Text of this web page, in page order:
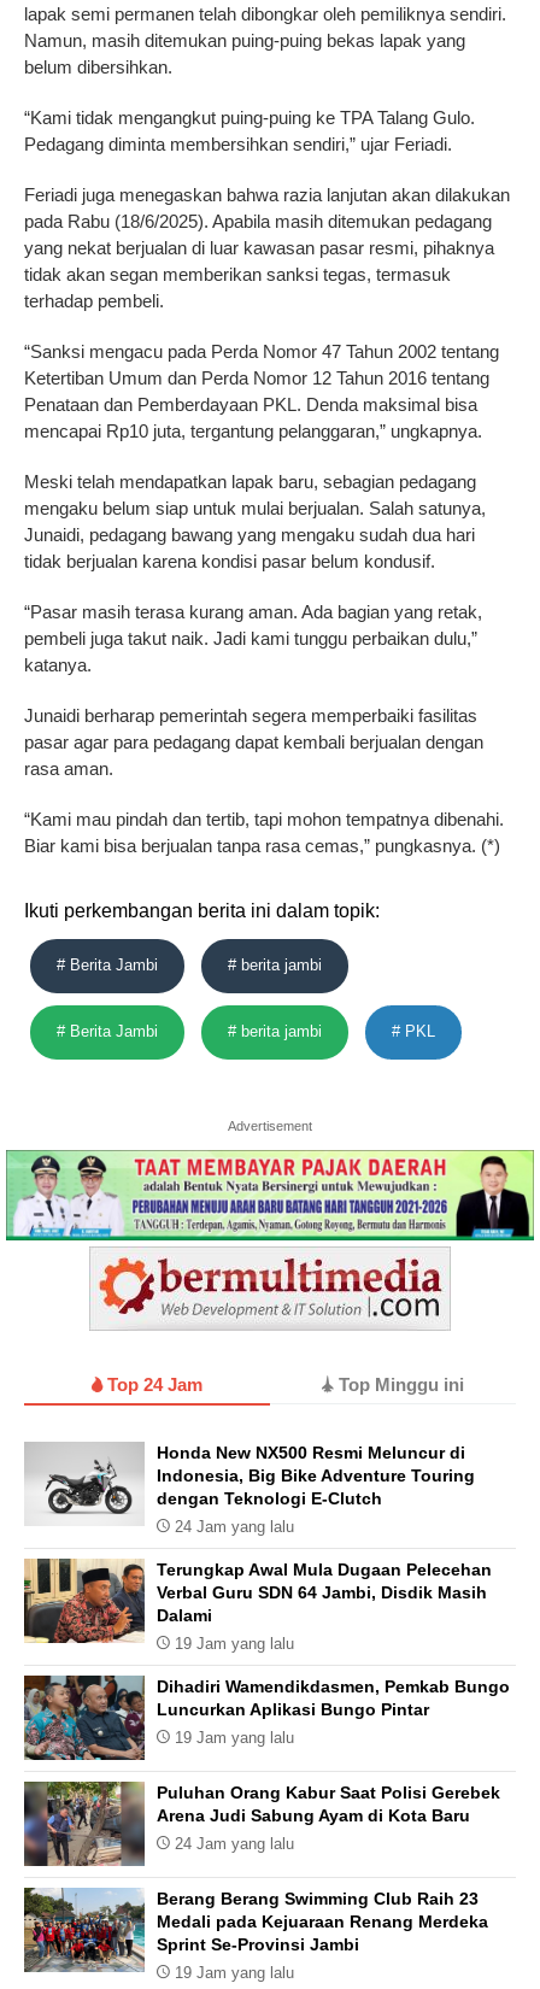
lapak semi permanen telah dibongkar oleh pemiliknya sendiri.
Namun, masih ditemukan puing-puing bekas lapak yang
belum dibersihkan.
“Kami tidak mengangkut puing-puing ke TPA Talang Gulo.
Pedagang diminta membersihkan sendiri,” ujar Feriadi.
Feriadi juga menegaskan bahwa razia lanjutan akan dilakukan
pada Rabu (18/6/2025). Apabila masih ditemukan pedagang
yang nekat berjualan di luar kawasan pasar resmi, pihaknya
tidak akan segan memberikan sanksi tegas, termasuk
terhadap pembeli.
“Sanksi mengacu pada Perda Nomor 47 Tahun 2002 tentang
Ketertiban Umum dan Perda Nomor 12 Tahun 2016 tentang
Penataan dan Pemberdayaan PKL. Denda maksimal bisa
mencapai Rp10 juta, tergantung pelanggaran,” ungkapnya.
Meski telah mendapatkan lapak baru, sebagian pedagang
mengaku belum siap untuk mulai berjualan. Salah satunya,
Junaidi, pedagang bawang yang mengaku sudah dua hari
tidak berjualan karena kondisi pasar belum kondusif.
“Pasar masih terasa kurang aman. Ada bagian yang retak,
pembeli juga takut naik. Jadi kami tunggu perbaikan dulu,”
katanya.
Junaidi berharap pemerintah segera memperbaiki fasilitas
pasar agar para pedagang dapat kembali berjualan dengan
rasa aman.
“Kami mau pindah dan tertib, tapi mohon tempatnya dibenahi.
Biar kami bisa berjualan tanpa rasa cemas,” pungkasnya. (*)
Ikuti perkembangan berita ini dalam topik:
# Berita Jambi # berita jambi
# Berita Jambi # berita jambi # PKL
Advertisement
Top 24 Jam Top Minggu ini
Honda New NX500 Resmi Meluncur di
Indonesia, Big Bike Adventure Touring
dengan Teknologi E-Clutch
24 Jam yang lalu
Terungkap Awal Mula Dugaan Pelecehan
Verbal Guru SDN 64 Jambi, Disdik Masih
Dalami
19 Jam yang lalu
Dihadiri Wamendikdasmen, Pemkab Bungo
Luncurkan Aplikasi Bungo Pintar
19 Jam yang lalu
Puluhan Orang Kabur Saat Polisi Gerebek
Arena Judi Sabung Ayam di Kota Baru
24 Jam yang lalu
Berang Berang Swimming Club Raih 23
Medali pada Kejuaraan Renang Merdeka
Sprint Se-Provinsi Jambi
19 Jam yang lalu